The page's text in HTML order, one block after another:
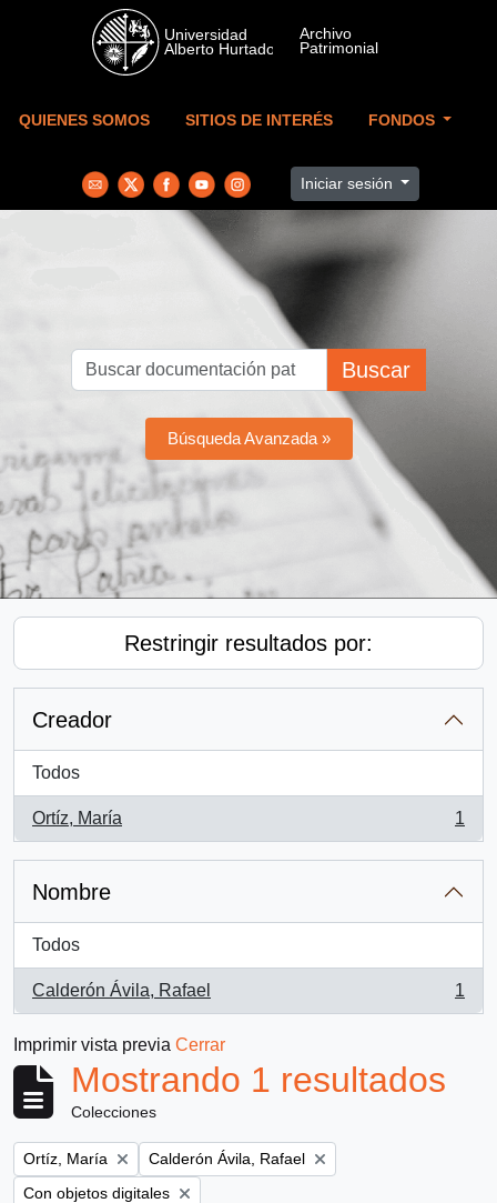
Skip to main content
QUIENES SOMOS SITIOS DE INTERÉS FONDOS
Iniciar sesión
Buscar
Búsqueda Avanzada »
Restringir resultados por:
Creador
Todos
Ortíz, María
, 1 resultados
1
Nombre
Todos
Calderón Ávila, Rafael
, 1 resultados
1
Imprimir vista previa Cerrar
Mostrando 1 resultados
Colecciones
Remove filter:
Ortíz, María Remove filter:
Calderón Ávila, Rafael
Remove filter:
Con objetos digitales